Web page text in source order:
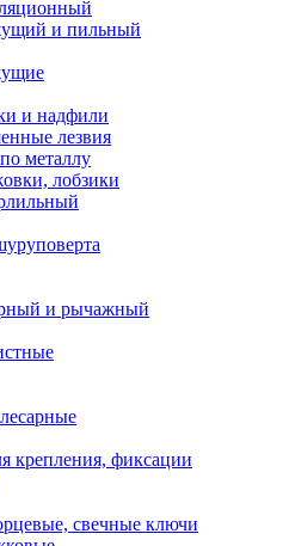
и пильный
и надфили
лезвия
металлу
лобзики
и рычажный
крепления, фиксации
свечные ключи